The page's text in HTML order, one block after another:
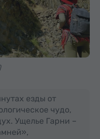
езды от
чудо,
Ущелье Гарни –